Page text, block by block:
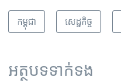
កម្ពុជា សេដ្ឋកិច្ច
អត្ថបទ​ទាក់ទង